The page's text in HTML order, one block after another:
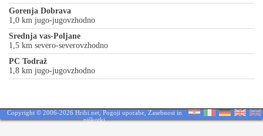
Gorenja Dobrava
1,0 km jugo-jugovzhodno
Srednja vas-Poljane
1,5 km severo-severovzhodno
PC Todraž
1,8 km jugo-jugovzhodno
Copyright © 2006-2026 Hribi.net, Pogoji uporabe, Zasebnost in
piškotki